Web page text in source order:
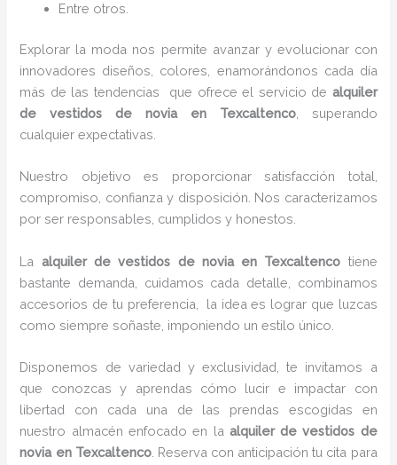
Entre otros.
Explorar la moda nos permite avanzar y evolucionar con
innovadores diseños, colores, enamorándonos cada día
más de las tendencias que ofrece el servicio de alquiler
de vestidos de novia en Texcaltenco, superando
cualquier expectativas.
Nuestro objetivo es proporcionar satisfacción total,
compromiso, confianza y disposición. Nos caracterizamos
por ser responsables, cumplidos y honestos.
La alquiler de vestidos de novia en Texcaltenco tiene
bastante demanda, cuidamos cada detalle, combinamos
accesorios de tu preferencia, la idea es lograr que luzcas
como siempre soñaste, imponiendo un estilo único.
Disponemos de variedad y exclusividad, te invitamos a
que conozcas y aprendas cómo lucir e impactar con
libertad con cada una de las prendas escogidas en
nuestro almacén enfocado en la alquiler de vestidos de
novia en Texcaltenco. Reserva con anticipación tu cita para